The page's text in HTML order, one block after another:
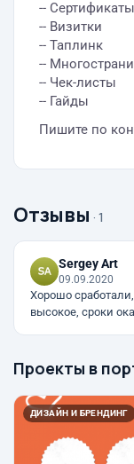
-- Сертификаты
-- Визитки
-- Таплинк
--
-- Чек-листы
-- Гайды
Пишите по
Отзывы · 1
Sergey Art
09.09.2020
Хорошо
высокое, сроки
Проекты в
ДИЗАЙН И БРЕНДИНГ